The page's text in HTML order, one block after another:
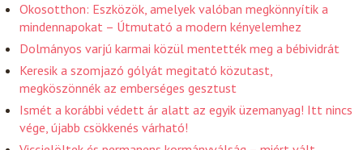
Okosotthon: Eszközök, amelyek valóban megkönnyítik a
mindennapokat – Útmutató a modern kényelemhez
Dolmányos varjú karmai közül mentették meg a bébividrát
Keresik a szomjazó gólyát megitató közutast,
megköszönnék az emberséges gesztust
Ismét a korábbi védett ár alatt az egyik üzemanyag! Itt nincs
vége, újabb csökkenés várható!